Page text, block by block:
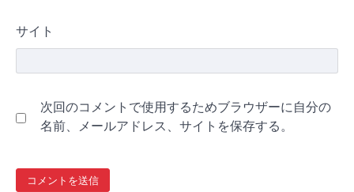
サイト
次回のコメントで使用するためブラウザーに自分の
名前、メールアドレス、サイトを保存する。